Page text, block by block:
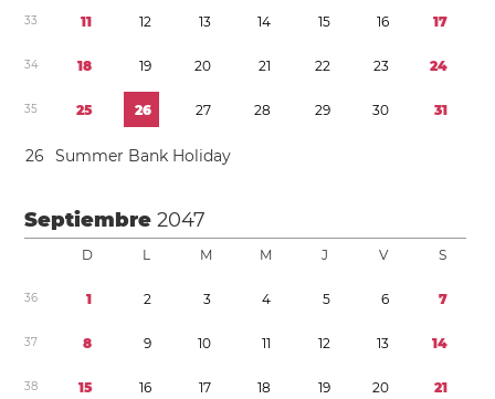
33 11 12 13 14 15 16 17
34 18 19 20 21 22 23 24
35 25 26 27 28 29 30 31
26 Summer Bank Holiday
Septiembre2047
D L M M J V S
36 1 2 3 4 5 6 7
37 8 9 10 11 12 13 14
38 15 16 17 18 19 20 21